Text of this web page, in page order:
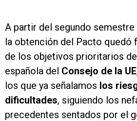
A partir del segundo semestre
la obtención del Pacto quedó
de los objetivos prioritarios
española del Consejo de la
los que ya señalamos los
dificultades, siguiendo los
precedentes sentados por el